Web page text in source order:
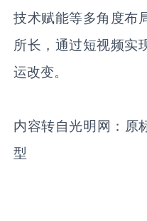
技术赋能等多角度布
所长，通过短视频实
运改变。
内容转自光明网：原
型